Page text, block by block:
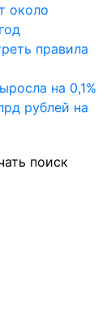
около
правила
на 0,1%
рублей на